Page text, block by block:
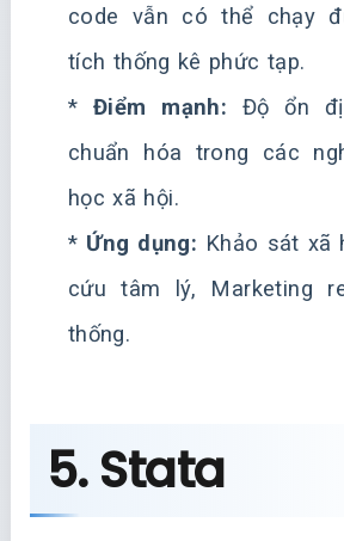
code vẫn có thể chạy
tích thống kê phức tạp.
*Điểm mạnh: Độ ổn
chuẩn hóa trong các
học xã hội.
* Ứng dụng: Khảo sát xã
cứu tâm lý, Marketing
thống.
5. Stata